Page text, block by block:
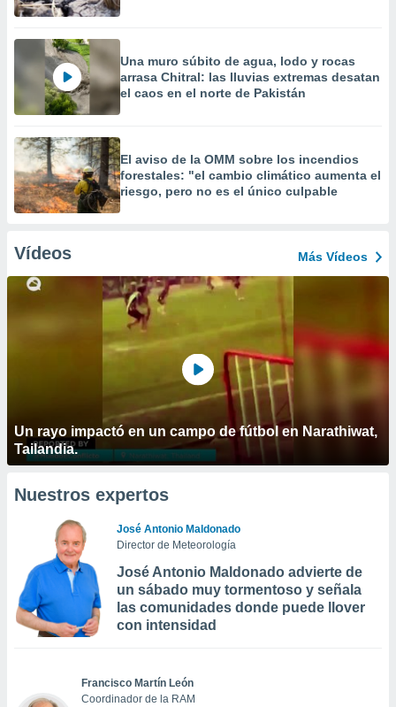
Una muro súbito de agua, lodo y rocas
arrasa Chitral: las lluvias extremas desatan
el caos en el norte de Pakistán
El aviso de la OMM sobre los incendios
forestales: "el cambio climático aumenta el
riesgo, pero no es el único culpable
Vídeos Más Vídeos
Un rayo impactó en un campo de fútbol en Narathiwat,
Tailandia.
Nuestros expertos
José Antonio Maldonado
Director de Meteorología
José Antonio Maldonado advierte de
un sábado muy tormentoso y señala
las comunidades donde puede llover
con intensidad
Francisco Martín León
Coordinador de la RAM